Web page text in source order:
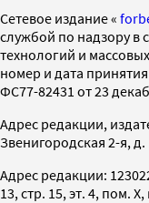
Cетевое издание «
службой по надзору
технологий и
номер и дата
ФС77-82431 от 23
Адрес редакции,
Звенигородская 2-я, д.
Адрес редакции:
13, стр. 15, эт. 4, пом. X,